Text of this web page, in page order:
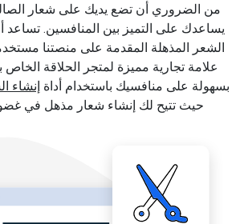
من الضروري أن تضع يديك على شعار
يساعدك على التميز بين المنافسين.
الشعر المذهلة المقدمة على منصتنا
علامة تجارية مميزة لمتجر الحلاقة الخاص
بسهولة على منافسيك باستخدام أداة إنشاء
حيث تتيح لك إنشاء شعار مذهل في